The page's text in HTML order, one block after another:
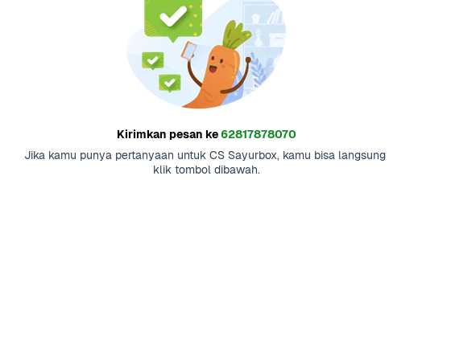
Kirimkan pesan ke62817878070
Jika kamu punya pertanyaan untuk CS Sayurbox, kamu bisa langsung
klik tombol dibawah.